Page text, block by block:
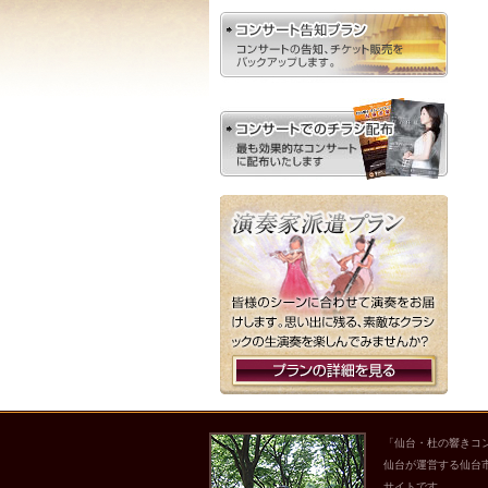
「仙台・杜の響き
仙台が運営する仙台